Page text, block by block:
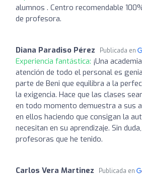
alumnos . Centro recomendable
de profesora.
Diana Paradiso Pérez Publicada en
Experiencia fantástica: ¡Una
atención de todo el personal es
parte de Beni que equilibra a la
la exigencia. Hace que las clases
en todo momento demuestra a sus
en ellos haciendo que consigan la
necesitan en su aprendizaje. Sin
profesoras que he tenido.
Carlos Vera Martinez Publicada en